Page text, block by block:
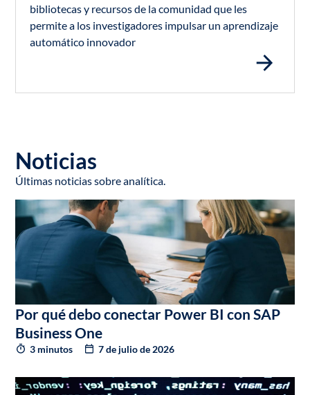
bibliotecas y recursos de la comunidad que les
permite a los investigadores impulsar un aprendizaje
automático innovador
Noticias
Últimas noticias sobre analítica.
Por qué debo conectar Power BI con SAP
Business One
3 minutos 7 de julio de 2026